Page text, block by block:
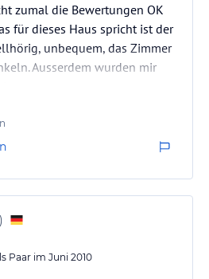
zumal die Bewertungen OK
für dieses Haus spricht ist der
unbequem, das Zimmer
Ausserdem wurden mir
)
Paar im Juni 2010